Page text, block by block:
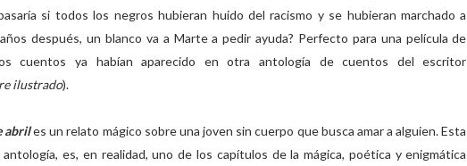
si todos los negros hubieran huido del racismo y se hubieran marchado a
después, un blanco va a Marte a pedir ayuda? Perfecto para una película de
cuentos ya habían aparecido en otra antología de cuentos del escritor
ilustrado).
abriles un relato mágico sobre una joven sin cuerpo que busca amar a alguien. Esta
es, en realidad, uno de los capítulos de la mágica, poética y enigmática